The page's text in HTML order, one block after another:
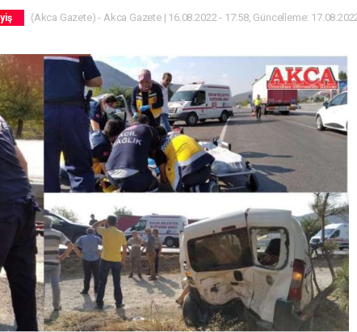
(Akca Gazete) - Akca Gazete | 16.08.2022 - 17:58, Güncelleme: